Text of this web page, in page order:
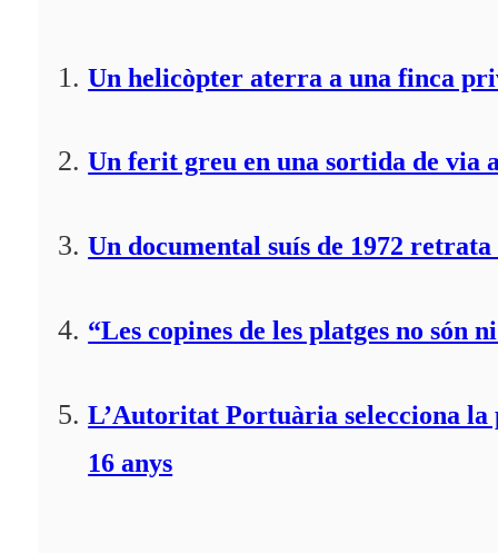
Un helicòpter aterra a una finca
Un ferit greu en una sortida de via
Un documental suís de 1972
“Les copines de les platges no
L’Autoritat Portuària selecciona
16 anys